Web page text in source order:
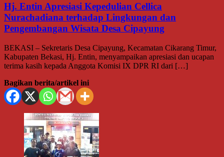
Hj. Entin Apresiasi Kepedulian Cellica
Nurachadiana terhadap Lingkungan dan
Pengembangan Wisata Desa Cipayung
BEKASI – Sekretaris Desa Cipayung, Kecamatan Cikarang Timur,
Kabupaten Bekasi, Hj. Entin, menyampaikan apresiasi dan ucapan
terima kasih kepada Anggota Komisi IX DPR RI dari […]
Bagikan berita/artikel ini